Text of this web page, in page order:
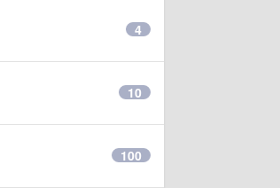
4
10
100